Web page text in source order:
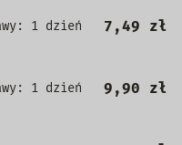
1 dzień
7,49 zł
1 dzień
9,90 zł